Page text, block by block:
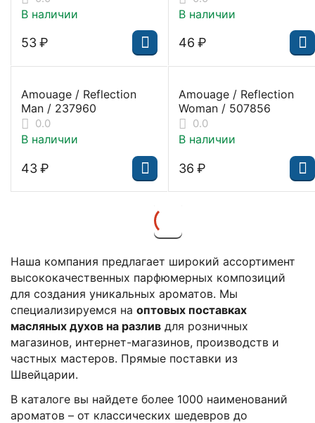
Наша компания предлагает широкий ассортимент
высококачественных парфюмерных композиций
для создания уникальных ароматов. Мы
специализируемся на оптовых поставках
масляных духов на разлив для розничных
магазинов, интернет-магазинов, производств и
частных мастеров. Прямые поставки из
Швейцарии.
В каталоге вы найдете более 1000 наименований
ароматов – от классических шедевров до
В наличии
‍53‍ ₽
В наличии
‍46‍ ₽
Amouage / Reflection
Man / 237960
0.0
В наличии
‍43‍ ₽
Amouage / Reflection
Woman / 507856
0.0
В наличии
‍36‍ ₽